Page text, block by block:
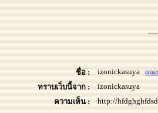
ชื่อ : izonickasuya
ทราบเว็บนี้จาก :
izonickasuya
ความเห็น :
http://